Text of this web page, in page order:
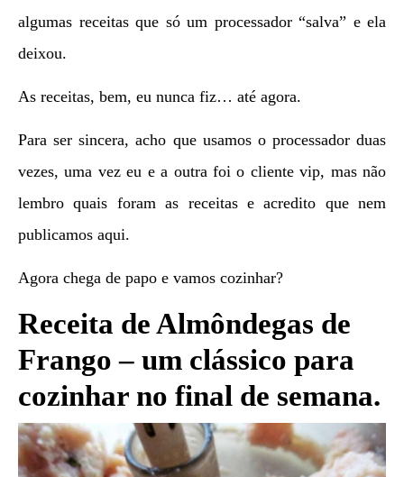
algumas receitas que só um processador “salva” e ela
deixou.
As receitas, bem, eu nunca fiz… até agora.
Para ser sincera, acho que usamos o processador duas
vezes, uma vez eu e a outra foi o cliente vip, mas não
lembro quais foram as receitas e acredito que nem
publicamos aqui.
Agora chega de papo e vamos cozinhar?
Receita de Almôndegas de
Frango – um clássico para
cozinhar no final de semana.